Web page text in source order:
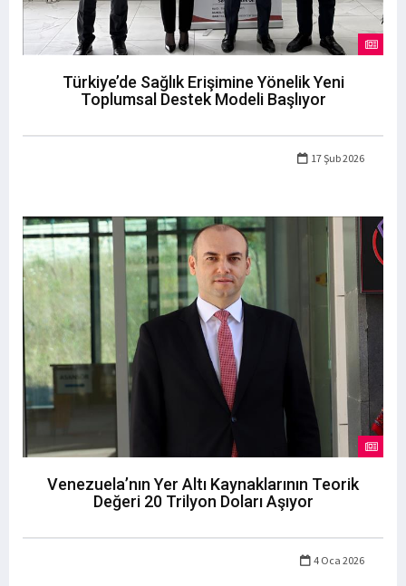
Türkiye’de Sağlık Erişimine Yönelik Yeni
Toplumsal Destek Modeli Başlıyor
17 Şub 2026
Venezuela’nın Yer Altı Kaynaklarının Teorik
Değeri 20 Trilyon Doları Aşıyor
4 Oca 2026